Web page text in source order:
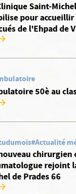
Saint-
pour
de l'Ehpad de
50è au
#Actualité
rejoint
de Prades 66